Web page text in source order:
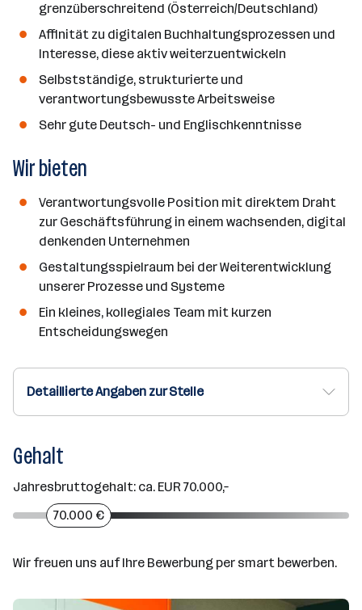
grenzüberschreitend (Österreich/Deutschland)
Affinität zu digitalen Buchhaltungsprozessen und
Interesse, diese aktiv weiterzuentwickeln
Selbstständige, strukturierte und
verantwortungsbewusste Arbeitsweise
Sehr gute Deutsch- und Englischkenntnisse
Wir bieten
Verantwortungsvolle Position mit direktem Draht
zur Geschäftsführung in einem wachsenden, digital
denkenden Unternehmen
Gestaltungsspielraum bei der Weiterentwicklung
unserer Prozesse und Systeme
Ein kleines, kollegiales Team mit kurzen
Entscheidungswegen
Detaillierte Angaben zur Stelle
Gehalt
Jahresbruttogehalt: ca. EUR 70.000,–
70.000 €
Wir freuen uns auf Ihre Bewerbung per smart bewerben.